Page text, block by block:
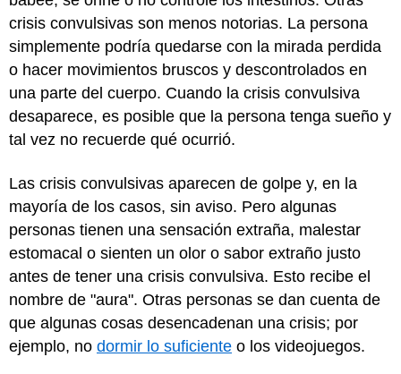
crisis convulsivas son menos notorias. La persona
simplemente podría quedarse con la mirada perdida
o hacer movimientos bruscos y descontrolados en
una parte del cuerpo. Cuando la crisis convulsiva
desaparece, es posible que la persona tenga sueño y
tal vez no recuerde qué ocurrió.
Las crisis convulsivas aparecen de golpe y, en la
mayoría de los casos, sin aviso. Pero algunas
personas tienen una sensación extraña, malestar
estomacal o sienten un olor o sabor extraño justo
antes de tener una crisis convulsiva. Esto recibe el
nombre de "aura". Otras personas se dan cuenta de
que algunas cosas desencadenan una crisis; por
ejemplo, no dormir lo suficiente o los videojuegos.